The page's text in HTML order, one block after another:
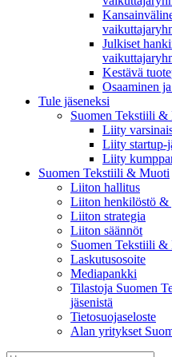
Julkiset
Kestävä
Osaaminen
Tule jäseneksi
Suomen Tekstiili &
Liity
Liity startup-
Liity
Suomen Tekstiili & Muoti
Liiton hallitus
Liiton henkilöstö &
Liiton strategia
Liiton säännöt
Suomen Tekstiili
Laskutusosoite
Mediapankki
Tilastoja Suomen
jäsenistä
Tietosuojaseloste
Alan yritykset